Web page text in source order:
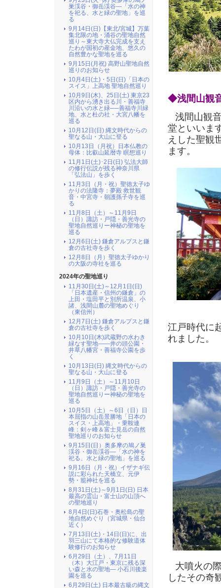
◆浅間山観
浅間山観
堂といいま
えした聖観
ます。
江戸時代に
れました。
大噴火の
したその奇
巣渓谷・御岳渓谷―「水の神
を祀る、水と緑の聖地」を巡
る
9月14日(日)【東北/宮城】万葉
集北限の地・涌谷の聖地自然
巡り～東大寺大仏完成を支え
たわが国初の産金地、悠久の
自然豊かな聖地を巡る
9月15日(月祝) 高野山聖地自然
巡りのお知らせ
10月4日(土)・5日(日)「日本の
スイス」上高地 聖地自然巡り
10月9日(木)、25日(土) 東京23
区内から湧き出る川・善福寺
川沿いの水と緑──善福寺川緑
地、水と杜の社・大宮八幡を
巡る
10月12日(日) 縄文時代からの
聖なる山・大山に登る
10月13日（月祝）日本仏教の
母体：比叡山延暦寺 瞑想巡り
11月1日(土)･2日(日) 弘法大師
の修行伝説が残る神奈川県
「弘法山」を歩く
11月3日（月・祝）聖徳太子ゆ
かりの法隆寺：夢殿 救世観
音・中宮寺・朝護孫子寺を巡
る
11月8日（土）～11月9日
（日）諏訪・戸隠・善光寺の
聖地自然巡りー神秘の聖地を
巡る
12月6日(土) 鎌倉アルプスと鎌
倉の古社寺を歩く
12月8日（月）聖徳太子ゆかり
の大阪の寺社を巡る
2024年の聖地巡り
11月30日(土)～12月1日(日)
「日本遺産・信州の鎌倉」の
上田・塩田平と別所温泉、小
諸、浅間山麓の聖地めぐり
（東信州）
12月7日(土) 鎌倉アルプスと鎌
倉の古社寺を歩く
10月10日(木)武蔵野の水わき
緑なす聖地――井の頭公園・
井草八幡宮・善福寺公園を歩
く
10月13日(日) 縄文時代からの
聖なる山・大山に登る
11月9日（土）～11月10日
（日）諏訪・戸隠・善光寺の
聖地自然巡りー神秘の聖地を
巡る
10月5日（土）～6日（日）日
本屈指の山岳景勝地「日本の
スイス・上高地」・乗鞍連
峰：剣ヶ峰＆富士見岳の自然
聖地巡りのお知らせ
9月15日(日）奥多摩の鳩ノ巣
渓谷・御岳渓谷―「水の神を
祀る、水と緑の聖地」を巡る
9月16日（月・祝）イザナギ伝
説に彩られた天橋立、元伊
勢・籠神社を巡る
8月31日(土)～9月1日(日) 日本
最高の霊山・富士山の山頂へ
の聖地巡り
8月4日(日)石巻・奥松島の聖
地自然めぐり（宮城県・仙台
近く）
7月13日(土)・14日(日)に、出
羽三山にて本格的な修験道体
験修行のお知らせ
6月29日（土）、7月11日
（木）大江戸・東京に残る深
い森と水の聖地― 小石川後楽
園を巡る
6月29日(土) 日本最古級の縄文